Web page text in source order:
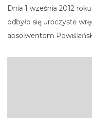
Dnia 1 wześnia 2012
odbyło się uroczyste
absolwentom